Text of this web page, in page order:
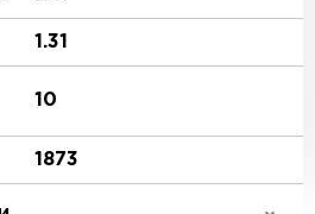
1.31
10
1873